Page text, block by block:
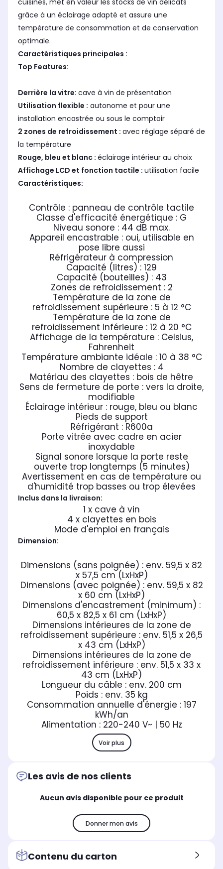
cuisines, met en valeur les stocks de vin délicats
grâce à un éclairage adapté et assure une
température de consommation et de conservation
optimale.
Caractéristiques principales :
Top Features:
Derrière la vitre: cave à vin de présentation
Utilisation flexible : autonome et pour une
installation encastrée ou sous le comptoir
2 zones de refroidissement : avec réglage séparé de
la température
Rouge, bleu et blanc : éclairage intérieur au choix
Affichage LCD et fonction tactile : utilisation facile
Caractéristiques:
Contrôle : panneau de contrôle tactile
Classe d'efficacité énergétique : G
Niveau sonore : 44 dB max.
Appareil encastrable : oui, utilisable en
pose libre aussi
Réfrigérateur à compression
Capacité (litres) : 129
Capacité (bouteilles) : 43
Zones de refroidissement : 2
Température de la zone de
refroidissement supérieure : 5 à 12 °C
Température de la zone de
refroidissement inférieure : 12 à 20 °C
Affichage de la température : Celsius,
Fahrenheit
Température ambiante idéale : 10 à 38 °C
Nombre de clayettes : 4
Matériau des clayettes : bois de hêtre
Sens de fermeture de porte : vers la droite,
modifiable
Éclairage intérieur : rouge, bleu ou blanc
Pieds de support
Réfrigérant : R600a
Porte vitrée avec cadre en acier
inoxydable
Signal sonore lorsque la porte reste
ouverte trop longtemps (5 minutes)
Avertissement en cas de température ou
d'humidité trop basses ou trop élevées
Inclus dans la livraison:
1 x cave à vin
4 x clayettes en bois
Mode d'emploi en français
Dimension:
Dimensions (sans poignée) : env. 59,5 x 82
x 57,5 cm (LxHxP)
Dimensions (avec poignée) : env. 59,5 x 82
x 60 cm (LxHxP)
Dimensions d'encastrement (minimum) :
60,5 x 82,5 x 61 cm (LxHxP)
Dimensions intérieures de la zone de
refroidissement supérieure : env. 51,5 x 26,5
x 43 cm (LxHxP)
Dimensions intérieures de la zone de
refroidissement inférieure : env. 51,5 x 33 x
43 cm (LxHxP)
Longueur du câble : env. 200 cm
Poids : env. 35 kg
Consommation annuelle d'énergie : 197
kWh/an
Alimentation : 220-240 V~ | 50 Hz
Voir plus
Les avis de nos clients
Aucun avis disponible pour ce produit
Donner mon avis
Contenu du carton